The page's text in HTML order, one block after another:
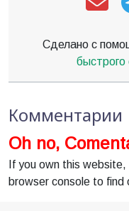
Сделано с
быстрого
Комментарии
Oh no,
If you own this
browser console to find